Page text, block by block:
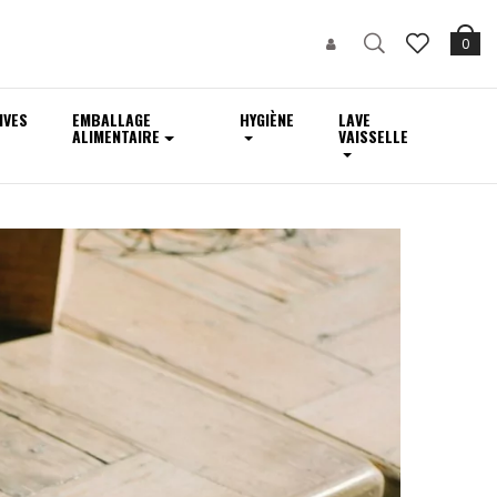
0
EMBALLAGE
ALIMENTAIRE
HYGIÈNE LAVE
VAISSELLE